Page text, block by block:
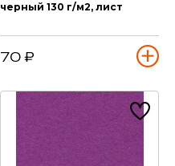
черный 130 г/м2, лист
70 ₽